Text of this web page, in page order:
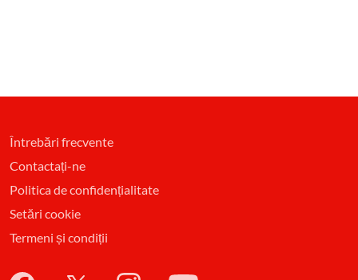
Întrebări frecvente
Contactați-ne
Politica de confidențialitate
Setări cookie
Termeni și condiții